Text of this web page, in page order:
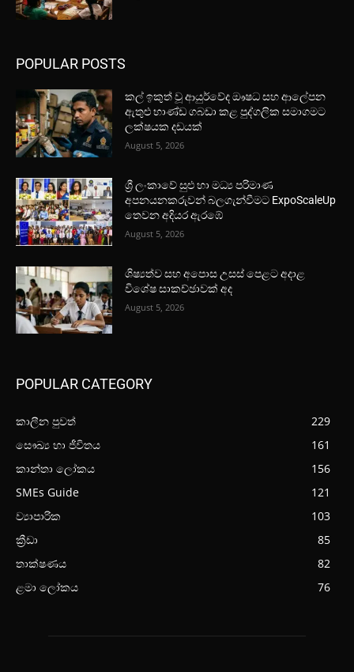
POPULAR POSTS
කල් ඉකුත් වූ ආයුර්වේද ඖෂධ සහ ආලේපන
ඇතුළු භාණ්ඩ ගබඩා කළ පුද්ගලික සමාගමට
ලක්ෂයක දඩයක්
August 5, 2026
ශ්‍රී ලංකාවේ සුළු හා මධ්‍ය පරිමාණ
අපනයනකරුවන් බලගැන්වීමට ExpoScaleUp
තෙවන අදියර ඇරඹේ
August 5, 2026
ශිෂ්‍යත්ව සහ අපොස උසස් පෙළට අදාළ
විශේෂ සාකච්ඡාවක් අද
August 5, 2026
POPULAR CATEGORY
කාලීන පුවත්
229
සෞඛ්‍ය හා ජීවිතය
161
කාන්තා ලෝකය
156
SMEs Guide
121
ව්‍යාපාරික
103
ක්‍රීඩා
85
තාක්ෂණය
82
ළමා ලෝකය
76